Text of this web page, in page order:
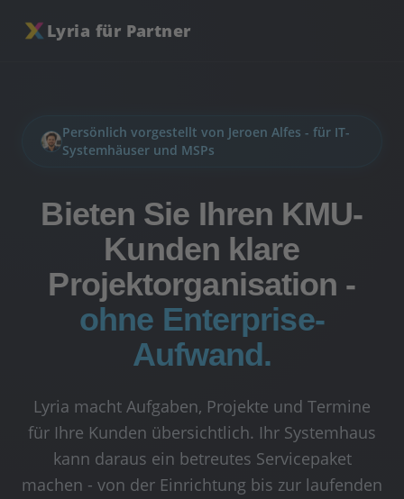
Lyria für Partner
Persönlich vorgestellt von Jeroen Alfes - für IT-
Systemhäuser und MSPs
Bieten Sie Ihren KMU-
Kunden klare
Projektorganisation -
ohne Enterprise-
Aufwand.
Lyria macht Aufgaben, Projekte und Termine
für Ihre Kunden übersichtlich. Ihr Systemhaus
kann daraus ein betreutes Servicepaket
machen - von der Einrichtung bis zur laufenden